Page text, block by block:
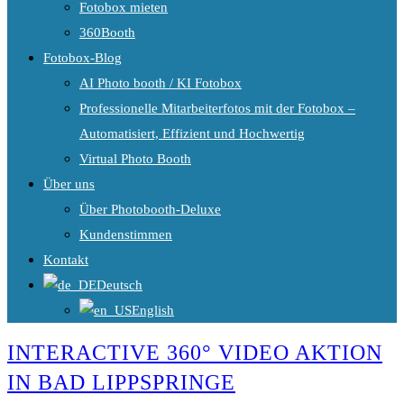
Fotobox mieten
360Booth
Fotobox-Blog
AI Photo booth / KI Fotobox
Professionelle Mitarbeiterfotos mit der Fotobox –
Automatisiert, Effizient und Hochwertig
Virtual Photo Booth
Über uns
Über Photobooth-Deluxe
Kundenstimmen
Kontakt
Deutsch
English
INTERACTIVE 360° VIDEO AKTION
IN BAD LIPPSPRINGE